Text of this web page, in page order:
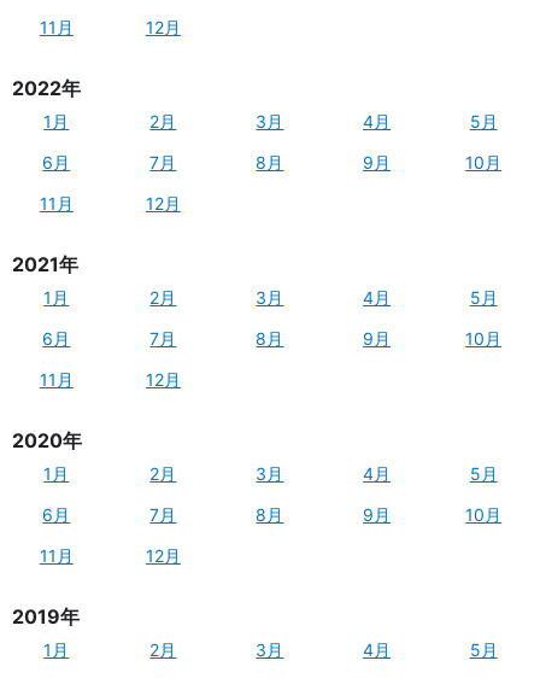
11月
12月
2022年
1月 2月 3月 4月
5月
6月
7月 8月 9月
10月
11月
12月
2021年
1月 2月 3月 4月
5月
6月
7月 8月 9月
10月
11月
12月
2020年
1月 2月 3月 4月
5月
6月
7月 8月 9月
10月
11月
12月
2019年
1月 2月 3月 4月
5月